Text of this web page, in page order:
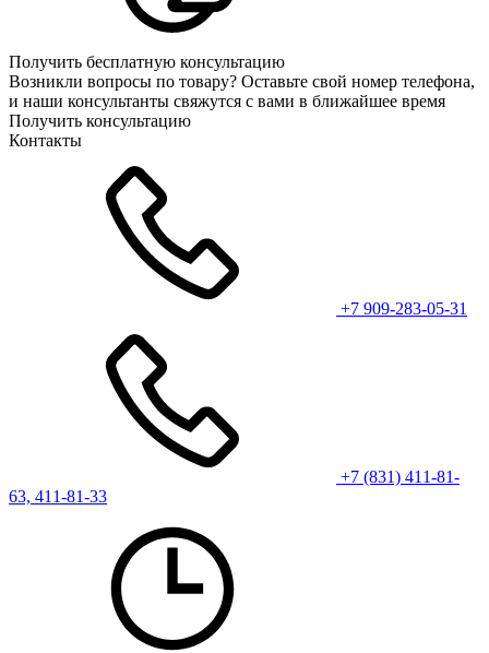
Получить бесплатную консультацию
Возникли вопросы по товару? Оставьте свой номер телефона,
и наши консультанты свяжутся с вами в ближайшее время
Получить консультацию
Контакты
+7 909-283-05-31
+7 (831) 411-81-
63, 411-81-33